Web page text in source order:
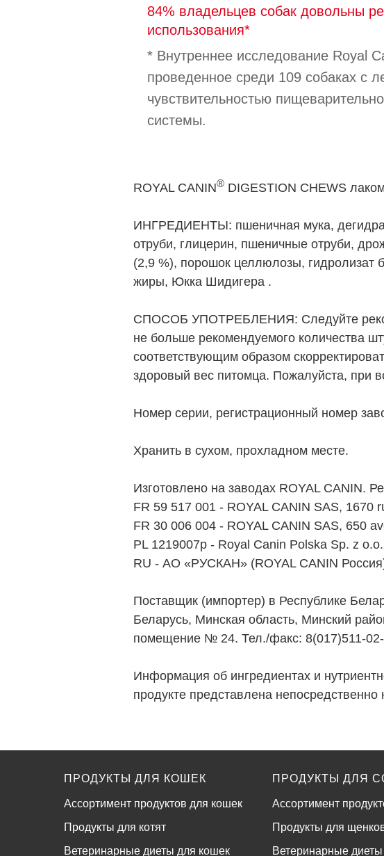
84% владельцев собак довольны
использования*
* Внутреннее исследование Royal
проведенное среди 109 собаках с
чувствительностью
системы.
ROYAL CANIN® DIGESTION CHEWS
ИНГРЕДИЕНТЫ: пшеничная мука,
отруби, глицерин, пшеничные отруби,
(2,9 %), порошок целлюлозы, гидролизат
жиры, Юкка Шидигера .
СПОСОБ УПОТРЕБЛЕНИЯ: Следуйте
не больше рекомендуемого количества
соответствующим образом
здоровый вес питомца. Пожалуйста, при
Номер серии, регистрационный номер
Хранить в сухом, прохладном месте.
Изготовлено на заводах ROYAL CANIN.
FR 59 517 001 - ROYAL CANIN SAS, 1670
FR 30 006 004 - ROYAL CANIN SAS, 650
PL 1219007p - Royal Canin Polska Sp. z
RU - АО «РУСКАН» (ROYAL CANIN
Поставщик (импортер) в Республике
Беларусь, Минская область, Минский
помещение № 24. Тел./факс: 8(017)511-
Информация об ингредиентах и
продукте представлена непосредственно
ПРОДУКТЫ ДЛЯ КОШЕК
Ассортимент продуктов для кошек
Продукты для котят
Ветеринарные диеты для кошек
ПРОДУКТЫ ДЛЯ
Ассортимент
Продукты для
Ветеринарные диеты